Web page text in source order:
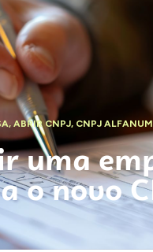
,ABRIR CNPJ, CNPJ
uma
o novo